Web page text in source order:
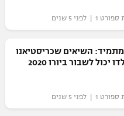
1 | לפני 5 שנים
השיאים שכריסטיאנו
יכול לשבור ביורו 2020
1 | לפני 5 שנים